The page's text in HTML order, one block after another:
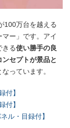
100万台を越える
ー」です。アイ
きる使い勝手の良
セプトが景品と
っています。
付】
付】
ル・目録付】